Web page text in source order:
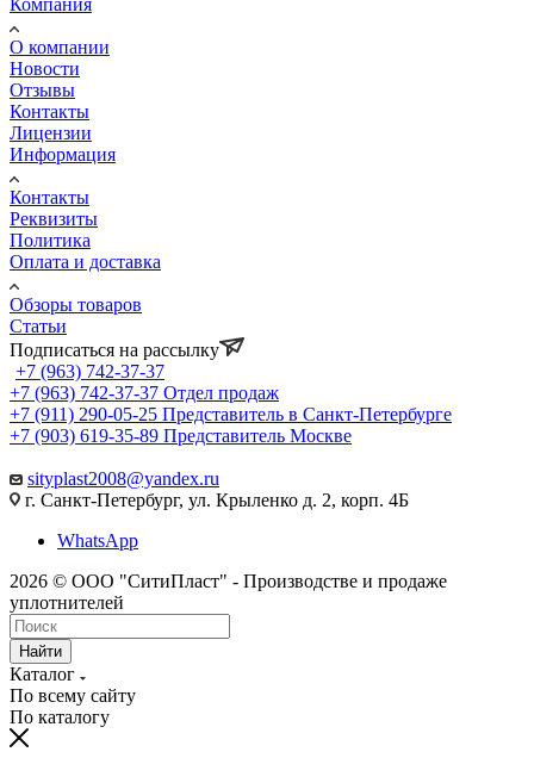
О компании
Новости
Отзывы
Контакты
Лицензии
Информация
Контакты
Реквизиты
Политика
Оплата и доставка
Обзоры товаров
Статьи
Подписаться на рассылку
+7 (963) 742-37-37
+7 (963) 742-37-37 Отдел продаж
+7 (911) 290-05-25 Представитель в Санкт-Петербурге
+7 (903) 619-35-89 Представитель Москве
sityplast2008@yandex.ru
г. Санкт-Петербург, ул. Крыленко д. 2, корп. 4Б
WhatsApp
2026 © ООО "СитиПласт" - Производстве и продаже
уплотнителей
Найти
Каталог
По всему сайту
По каталогу